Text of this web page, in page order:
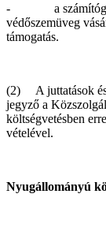
- a számítógép-
védőszemüveg
támogatás.
(2) A juttatások és
jegyző a
költségvetésben
vételével.
Nyugállományú